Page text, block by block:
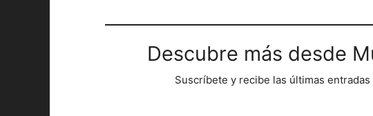
Descubre más desde
Suscríbete y recibe las últimas